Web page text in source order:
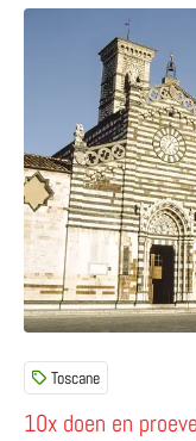
10x doen en
Toscane
Lees meer over